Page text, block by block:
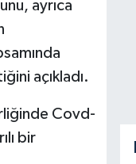
ayrıca
açıkladı.
Covd-
bir